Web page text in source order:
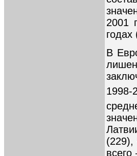
2001
годах
В
1998-
(229),